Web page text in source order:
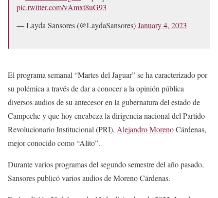
pic.twitter.com/vAmxt8uG93
— Layda Sansores (@LaydaSansores)January 4, 2023
El programa semanal “Martes del Jaguar” se ha caracterizado por
su polémica a través de dar a conocer a la opinión pública
diversos audios de su antecesor en la gubernatura del estado de
Campeche y que hoy encabeza la dirigencia nacional del Partido
Revolucionario Institucional (PRI), Alejandro MorenoCárdenas,
mejor conocido como “Alito”.
Durante varios programas del segundo semestre del año pasado,
Sansores publicó varios audios de Moreno Cárdenas.